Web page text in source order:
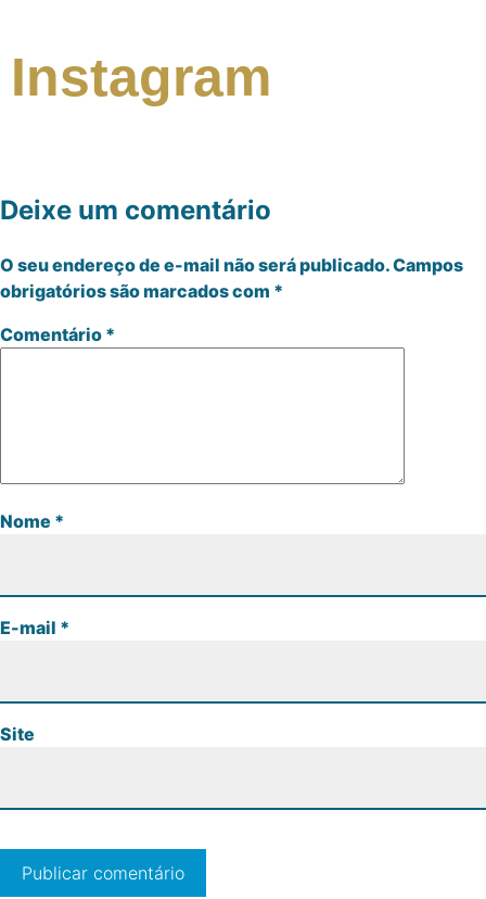
Instagram
Deixe um comentário
O seu endereço de e-mail não será publicado.Campos
obrigatórios são marcados com *
Comentário *
Nome *
E-mail *
Site